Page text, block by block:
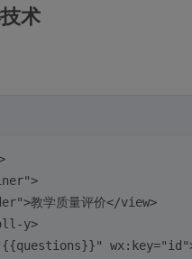
术
教学质量评价</view>
y>